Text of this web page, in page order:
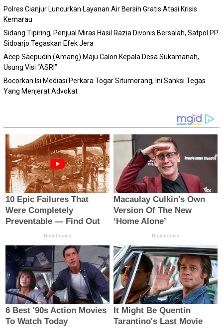
Polres Cianjur Luncurkan Layanan Air Bersih Gratis Atasi Krisis
Kemarau
Sidang Tipiring, Penjual Miras Hasil Razia Divonis Bersalah, Satpol PP
Sidoarjo Tegaskan Efek Jera
Acep Saepudin (Amang) Maju Calon Kepala Desa Sukamanah,
Usung Visi “ASRI”
Bocorkan Isi Mediasi Perkara Togar Situmorang, Ini Sanksi Tegas
Yang Menjerat Advokat